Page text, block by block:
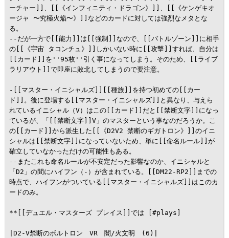
ーチャー]]、[[《インフィニティ・ドラゴン》]]、[[《ケンゲキオ
ージャ 〜究極火焔〜》]]などのカードに対しては強烈なメタとな
る。
--だが一方で[[能力]]は[[強制]]なので、[[バトルゾーン]]に相手
の[[《宇宙 タコンチュ》]]しかいない時に[[攻撃]]すれば、自分は
[[カード]]を''95枚''引く事になってしまう。そのため、[[ライブ
ラリアウト]]で即座に敗北してしまうので要注意。
-[[マスター・イニシャルズ]][[種族]]を持つ初めての[[カー
ド]]。後に登場する[[マスター・イニシャルズ]]と異なり、与えら
れているイニシャル（V）はこの[[カード]]だと[[禁断文字]]になっ
ているが、「[[禁断文字]]V」のマスターという事なのだろうか。こ
の[[カード]]から派生した[[《D2V2 禁断のギガトロン》]]のイニ
シャルは[[禁断文字]]になっていないため、単に[[命名ルール]]が
確立していなかっただけの可能性もある。
--またこれも命名ルールが不安定だった影響なのか、イニシャルと
「D2」の間にハイフン（-）が含まれている。[[DM22-RP2]]までの
時点で、ハイフンがついている[[マスター・イニシャルズ]]はこのカ
ードのみ。
**[[デュエル・マスターズ プレイス]]では [#plays]
|D2-V禁断のボルトロン　VR　闇/火文明　(6)|